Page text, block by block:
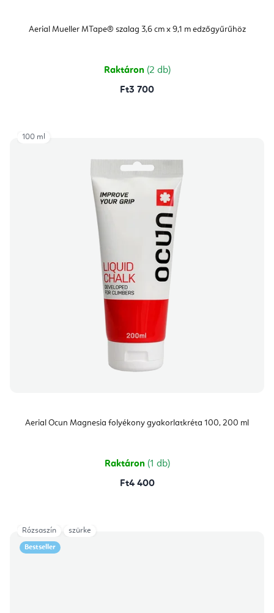
Aerial Mueller MTape® szalag 3,6 cm x 9,1 m edzőgyűrűhöz
Raktáron (2 db)
Ft3 700
Aerial Ocun Magnesia folyékony gyakorlatkréta 100, 200 ml
Raktáron (1 db)
Ft4 400
100 ml
Bestseller
Rózsaszín szürke